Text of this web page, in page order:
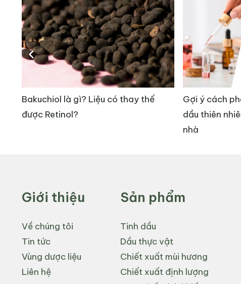
Chứa vitamin E tự nhiên, dầu Jojoba giúp bảo vệ
cải thiện sức khỏe làn da.
Bakuchiol là gì? Liệu có thay thế
được Retinol?
Gợi ý cách
dầu thiên
nhà
Giới thiệu
Về chúng tôi
Tin tức
Vùng dược liệu
Liên hệ
Sản phẩm
Tinh dầu
Dầu thực vật
Chiết xuất mùi hương
Chiết xuất định lượng